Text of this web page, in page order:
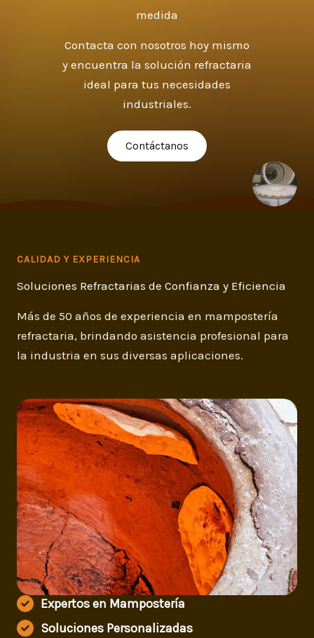
medida
Contacta con nosotros hoy mismo
y encuentra la solución refractaria
ideal para tus necesidades
industriales.
Contáctanos
CALIDAD Y EXPERIENCIA
Soluciones Refractarias de Confianza y Eficiencia
Más de 50 años de experiencia en mampostería
refractaria, brindando asistencia profesional para
la industria en sus diversas aplicaciones.
Expertos en Mampostería
Soluciones Personalizadas